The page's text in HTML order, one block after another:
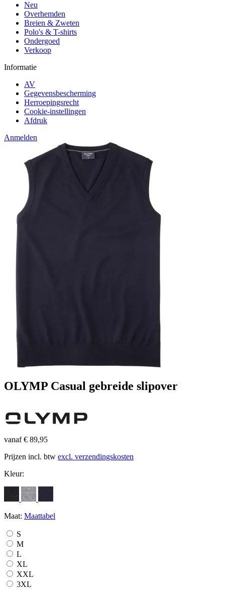
Neu
Overhemden
Breien & Zweten
Polo's & T-shirts
Ondergoed
Verkoop
Informatie
AV
Gegevensbescherming
Herroepingsrecht
Cookie-instellingen
Afdruk
Anmelden
OLYMP Casual gebreide slipover
vanaf € 89,95
Prijzen incl. btw excl. verzendingskosten
Kleur:
Maat: Maattabel
S
M
L
XL
XXL
3XL